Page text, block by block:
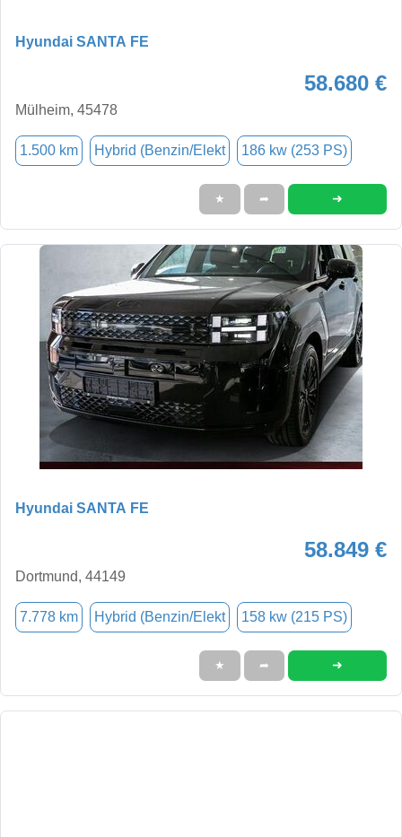
Hyundai SANTA FE
58.680 €
Mülheim, 45478
1.500 km Hybrid (Benzin/Elekt 186 kw (253 PS)
★ ➦ ➜
Hyundai SANTA FE
58.849 €
Dortmund, 44149
7.778 km Hybrid (Benzin/Elekt 158 kw (215 PS)
★ ➦ ➜